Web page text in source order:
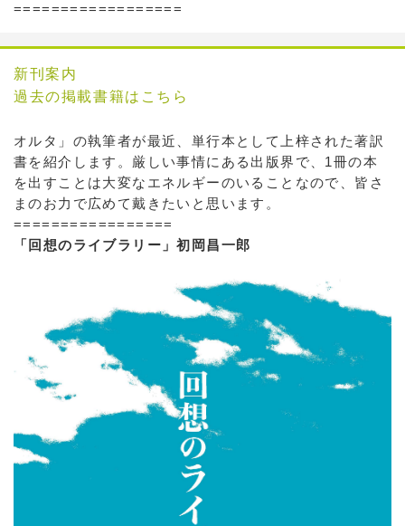
==================
新刊案内
過去の掲載書籍はこちら
オルタ」の執筆者が最近、単行本として上梓された著訳
書を紹介します。厳しい事情にある出版界で、1冊の本
を出すことは大変なエネルギーのいることなので、皆さ
まのお力で広めて戴きたいと思います。
=================
「回想のライブラリー」初岡昌一郎